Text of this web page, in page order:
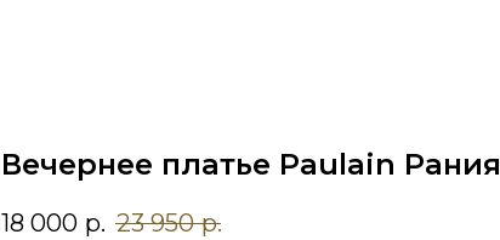
Вечернее платье Paulain Рания
18 000 р. 23 950 р.